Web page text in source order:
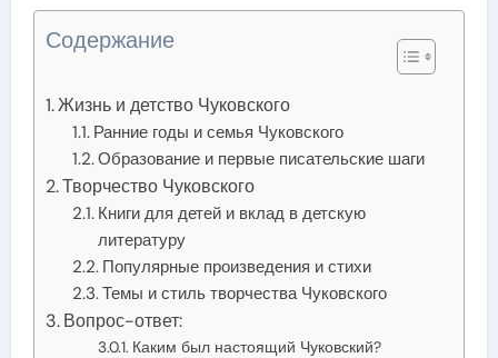
Содержание
Жизнь и детство Чуковского
Ранние годы и семья Чуковского
Образование и первые писательские шаги
Творчество Чуковского
Книги для детей и вклад в детскую
литературу
Популярные произведения и стихи
Темы и стиль творчества Чуковского
Вопрос-ответ:
Каким был настоящий Чуковский?